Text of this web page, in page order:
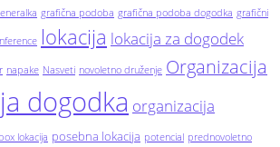
grafična podoba grafična podoba dogodka grafični
lokacija lokacija za dogodek
napake Nasveti novoletno druženje Organizacija
dogodka organizacija
lokacija posebna lokacija potencial prednovoletno